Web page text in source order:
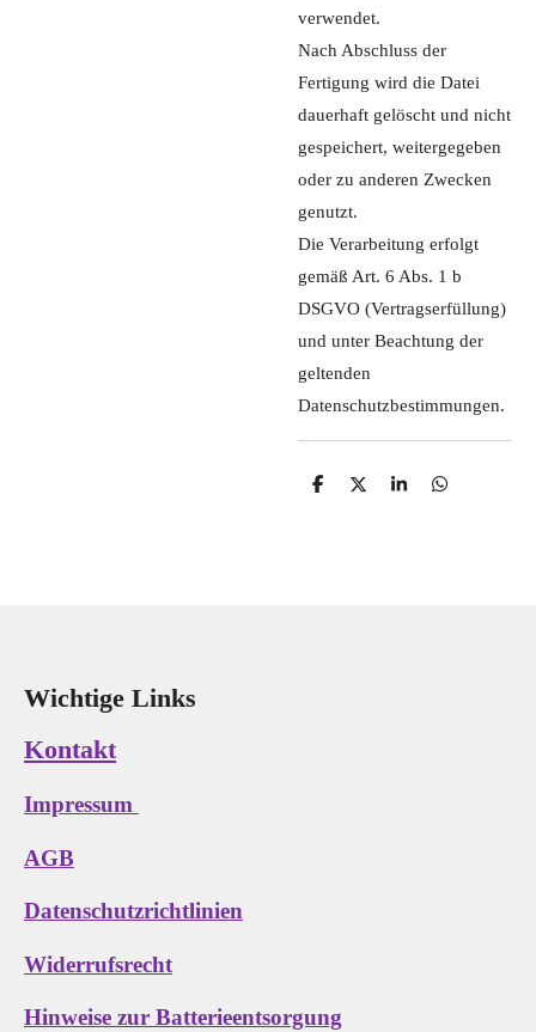
verwendet.
Nach Abschluss der
Fertigung wird die Datei
dauerhaft gelöscht und nicht
gespeichert, weitergegeben
oder zu anderen Zwecken
genutzt.
Die Verarbeitung erfolgt
gemäß Art. 6 Abs. 1 b
DSGVO (Vertragserfüllung)
und unter Beachtung der
geltenden
Datenschutzbestimmungen.
T
T
T
T
Wichtige Links
Kontakt
Impressum
AGB
Datenschutzrichtlinien
Widerrufsrecht
Hinweise zur Batterieentsorgung